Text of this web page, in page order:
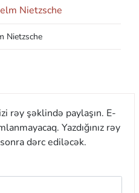
Nietzsche
Nietzsche
rəy şəklində paylaşın. E-
Yazdığınız rəy
dərc ediləcək.